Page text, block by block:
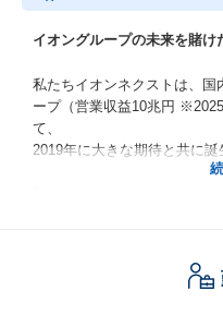
イオングループの未来を賭け
私たちイオンネクストは、
ープ（営業収益10兆円
て、
2019年に大きな期待と共に誕
このスローガンのもと、私